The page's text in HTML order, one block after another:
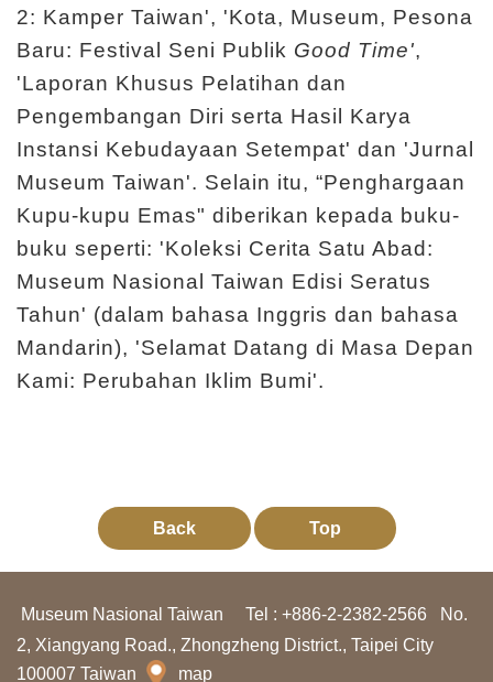
2: Kamper Taiwan', 'Kota, Museum, Pesona
Baru: Festival Seni Publik Good Time',
'Laporan Khusus Pelatihan dan
Pengembangan Diri serta Hasil Karya
Instansi Kebudayaan Setempat' dan 'Jurnal
Museum Taiwan'. Selain itu, “Penghargaan
Kupu-kupu Emas" diberikan kepada buku-
buku seperti: 'Koleksi Cerita Satu Abad:
Museum Nasional Taiwan Edisi Seratus
Tahun' (dalam bahasa Inggris dan bahasa
Mandarin), 'Selamat Datang di Masa Depan
Kami: Perubahan Iklim Bumi'.
Back Top
Museum Nasional Taiwan Tel : +886-2-2382-2566
No.
2, Xiangyang Road., Zhongzheng District., Taipei City
100007 Taiwan
map